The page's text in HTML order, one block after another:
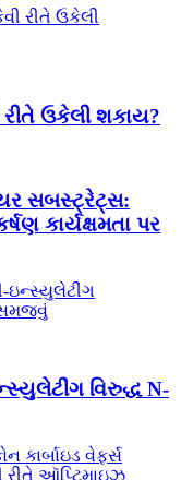
ઉકેલી શકાય?
સબસ્ટ્રેટ્સ:
કાર્યક્ષમતા પર
વિરુદ્ધ N-